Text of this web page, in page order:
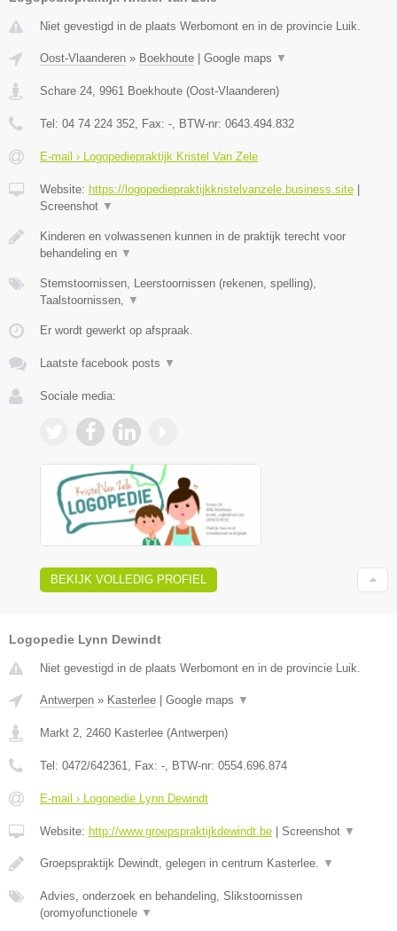
Niet gevestigd in de plaats Werbomont en in de provincie Luik.
Oost-Vlaanderen » Boekhoute | Google maps ▼
Schare 24 9961 Boekhoute (Oost-Vlaanderen)
Tel: 04 74 224 352 , Fax: - , BTW-nr: 0643.494.832
E-mail › Logopediepraktijk Kristel Van Zele
Website: https://logopediepraktijkkristelvanzele.business.site |
Screenshot ▼
Kinderen en volwassenen kunnen in de praktijk terecht voor
behandeling en ▼
Stemstoornissen, Leerstoornissen (rekenen, spelling),
Taalstoornissen,
▼
Er wordt gewerkt op afspraak.
Laatste facebook posts ▼
Sociale media:
BEKIJK VOLLEDIG PROFIEL
Logopedie Lynn Dewindt
Niet gevestigd in de plaats Werbomont en in de provincie Luik.
Antwerpen » Kasterlee Google maps ▼
Markt 2 2460 Kasterlee (Antwerpen)
Tel: 0472/642361 , Fax: - , BTW-nr: 0554.696.874
E-mail › Logopedie Lynn Dewindt
Website: http://www.groepspraktijkdewindt.be Screenshot ▼
Groepspraktijk Dewindt, gelegen in centrum Kasterlee. ▼
Advies, onderzoek en behandeling, Slikstoornissen
(oromyofunctionele ▼